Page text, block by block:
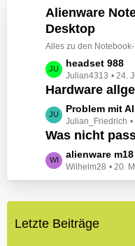
e
t
r
ä
g
e
e
B
e
i
t
r
ä
g
e
Alienware
Desktop
Alles zu den
L
e
t
z
t
e
e
r
g
headset 988
Julian4313 24.
Hardware
L
e
t
z
t
e
i
Problem mit
Julian_Friedrich
Was nicht
L
e
t
e
alienware
Wilhelm28 20.
Letzte Beiträge